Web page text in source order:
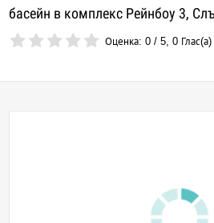
басейн в комплекс Рейнбоу 3,
Оценка:0 /5,0 Глас(а)